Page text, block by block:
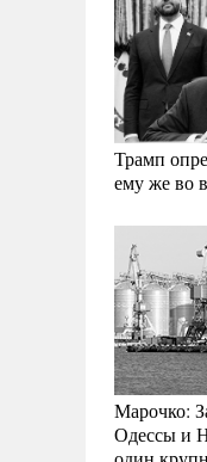
Трамп
ему же во
Марочко:
Одессы и